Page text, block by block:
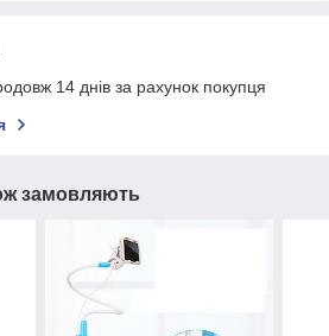
14 днів за рахунок покупця
замовляють